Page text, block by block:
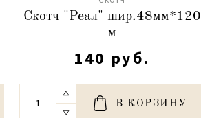
Скотч "Реал" шир.48мм*120
м
140 руб.
В КОРЗИНУ